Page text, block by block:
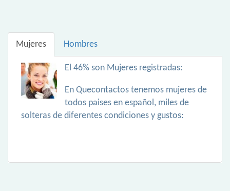
Mujeres Hombres
El 46% son Mujeres registradas:
En Quecontactos tenemos mujeres de
todos paises en español, miles de
solteras de diferentes condiciones y gustos: